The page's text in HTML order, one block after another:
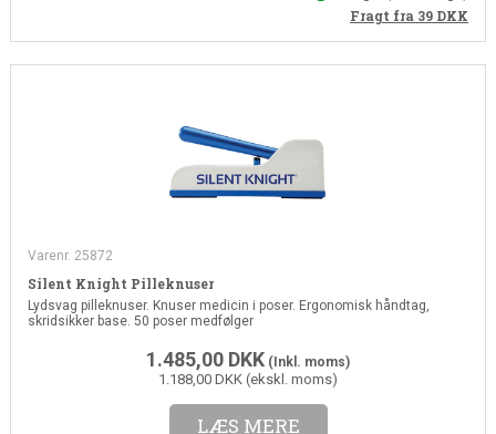
Fragt fra 39 DKK
Varenr. 25872
Silent Knight Pilleknuser
Lydsvag pilleknuser. Knuser medicin i poser. Ergonomisk håndtag,
skridsikker base. 50 poser medfølger
1.485,00 DKK (Inkl. moms)
1.188,00 DKK (ekskl. moms)
LÆS MERE